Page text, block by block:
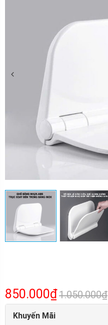
850.000₫1.050.000₫
Khuyến Mãi